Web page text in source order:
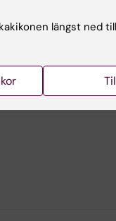
och fortsatta
längst ned